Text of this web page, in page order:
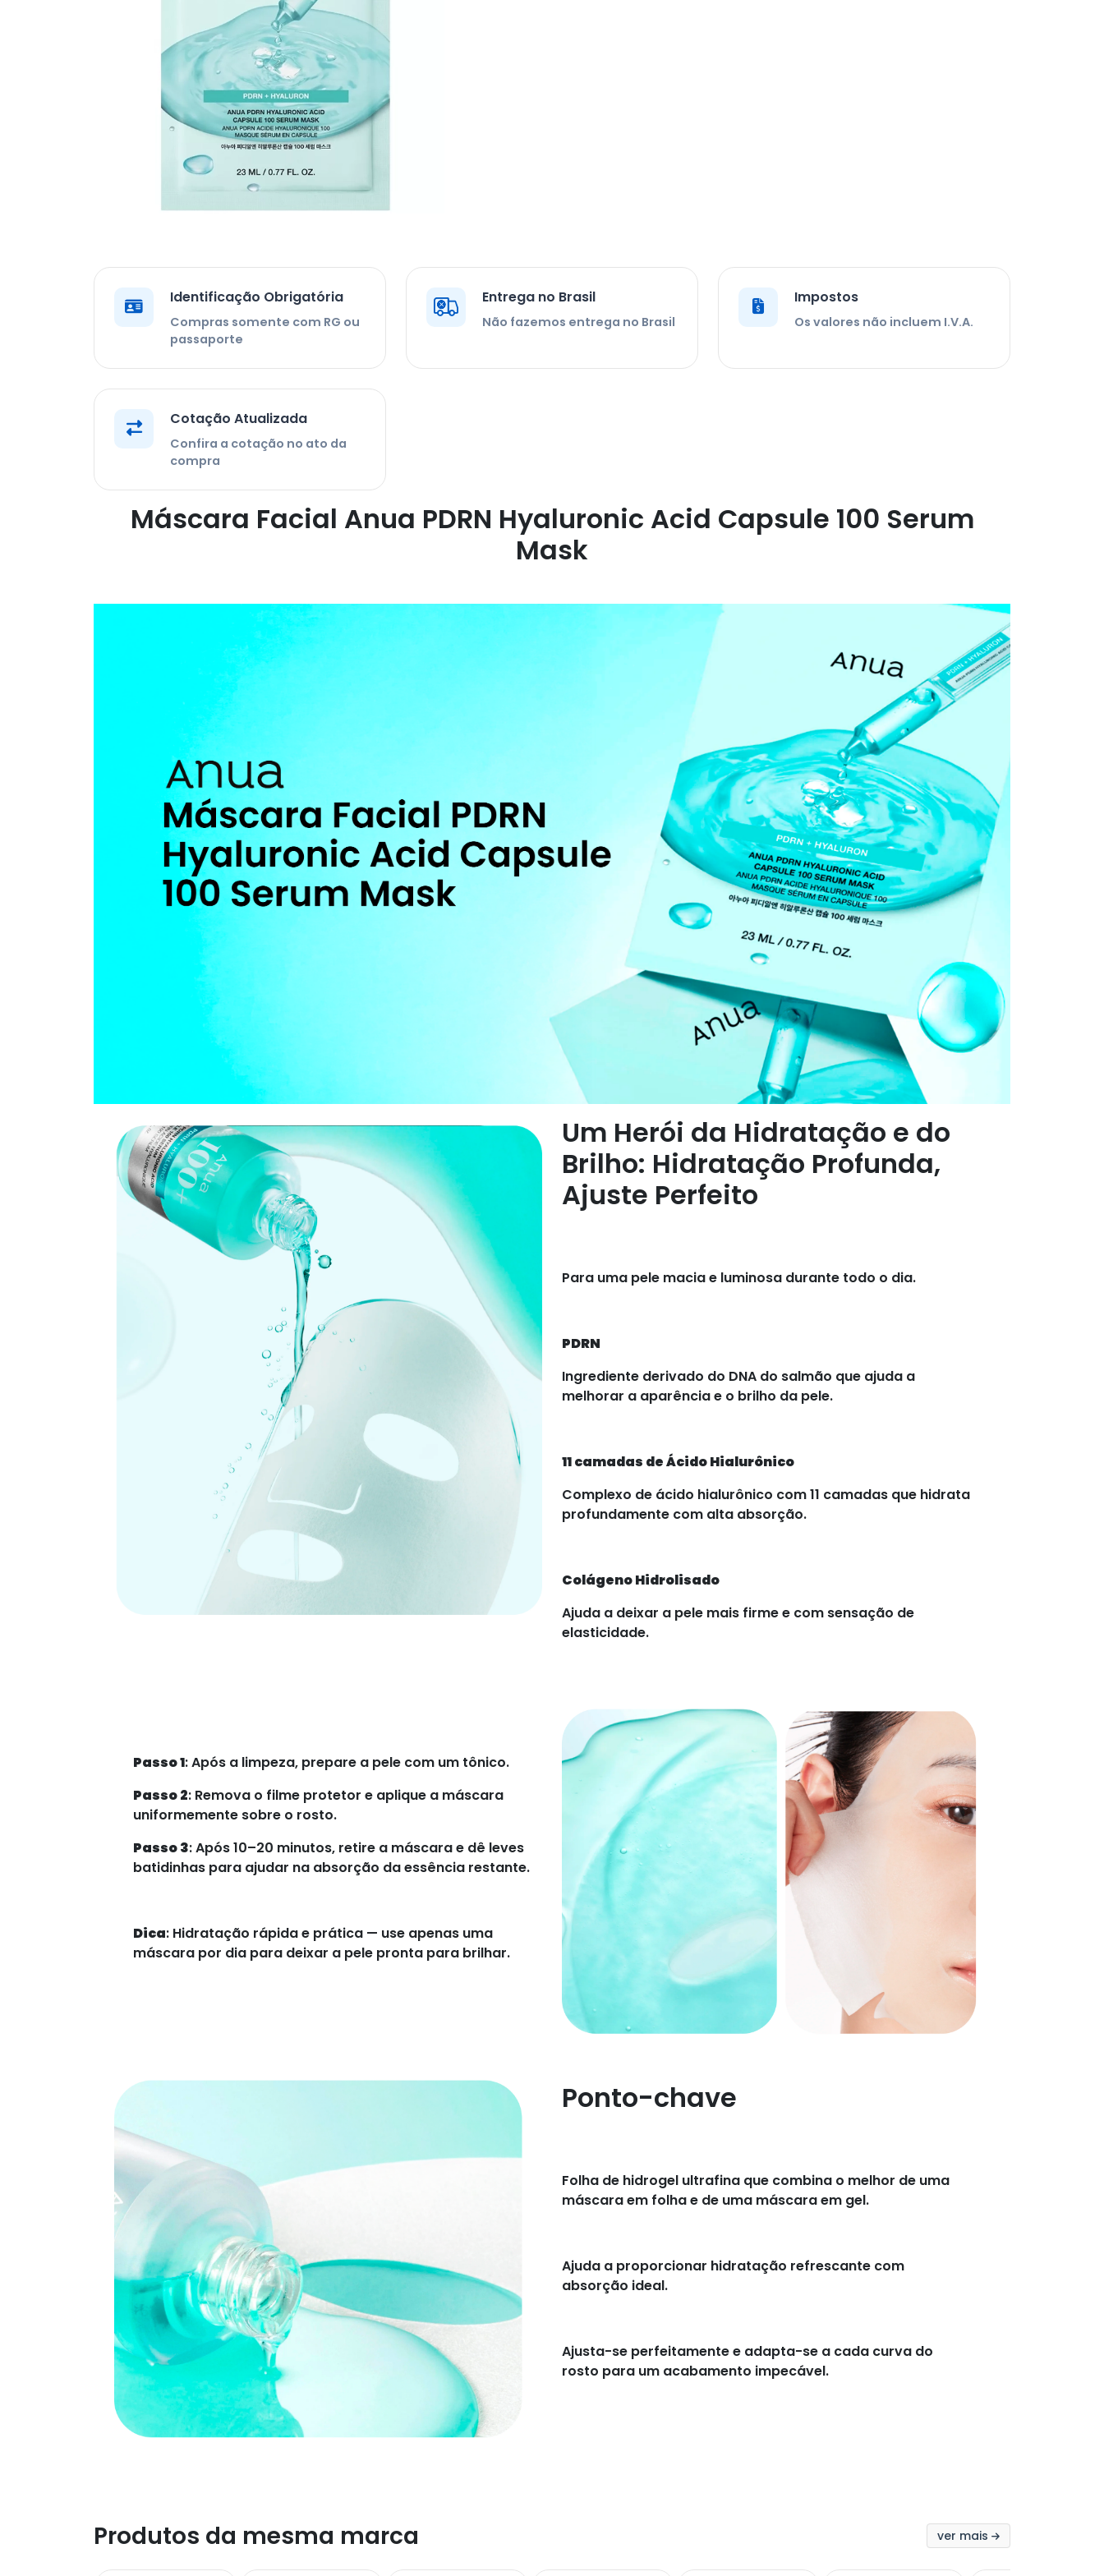
Identificação Obrigatória
Compras somente com RG ou
passaporte
Entrega no Brasil
Não fazemos entrega no Brasil
Impostos
Os valores não incluem I.V.A.
Cotação Atualizada
Confira a cotação no ato da
compra
Máscara Facial Anua PDRN Hyaluronic Acid Capsule 100 Serum
Mask
Um Herói da Hidratação e do
Brilho: Hidratação Profunda,
Ajuste Perfeito
Para uma pele macia e luminosa durante todo o dia.
PDRN
Ingrediente derivado do DNA do salmão que ajuda a
melhorar a aparência e o brilho da pele.
11 camadas de Ácido Hialurônico
Complexo de ácido hialurônico com 11 camadas que hidrata
profundamente com alta absorção.
Colágeno Hidrolisado
Ajuda a deixar a pele mais firme e com sensação de
elasticidade.
Passo 1: Após a limpeza, prepare a pele com um tônico.
Passo 2: Remova o filme protetor e aplique a máscara
uniformemente sobre o rosto.
Passo 3: Após 10–20 minutos, retire a máscara e dê leves
batidinhas para ajudar na absorção da essência restante.
Dica: Hidratação rápida e prática — use apenas uma
máscara por dia para deixar a pele pronta para brilhar.
Ponto-chave
Folha de hidrogel ultrafina que combina o melhor de uma
máscara em folha e de uma máscara em gel.
Ajuda a proporcionar hidratação refrescante com
absorção ideal.
Ajusta-se perfeitamente e adapta-se a cada curva do
rosto para um acabamento impecável.
Produtos da mesma marca ver mais